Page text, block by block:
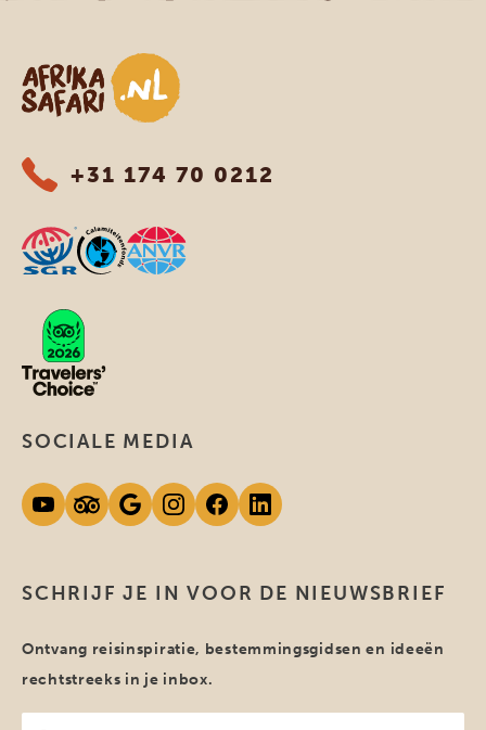
Afrika safari
+31 174 70 0212
SCHRIJF JE IN VOOR DE NIEUWSBRIEF
Ontvang reisinspiratie, bestemmingsgidsen en ideeën
rechtstreeks in je inbox.
SOCIALE MEDIA